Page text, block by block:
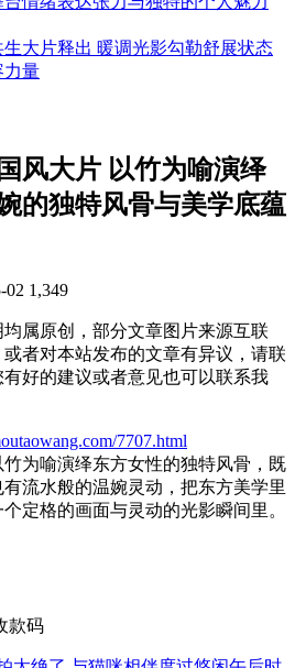
风大片 以竹为喻演绎
的独特风骨与美学底蕴
02 1,349
均属原创，部分文章图片来源互联
者对本站发布的文章有异议，请联
好的建议或者意见也可以联系我
7707.html
为喻演绎东方女性的独特风骨，既
流水般的温婉灵动，把东方美学里
定格的画面与灵动的光影瞬间里。